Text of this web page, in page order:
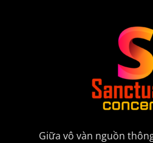
Giữa vô vàn nguồn